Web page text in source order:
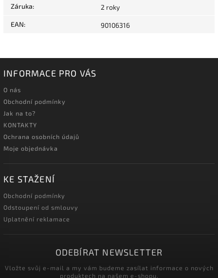
Záruka: 2 roky
EAN: 90106316
INFORMACE PRO VÁS
O nás
Obchodní podmínky
Jak na to?
KONTAKTY
Ochrana osobních údajů
Moje objednávka
KE STAŽENÍ
Obchodní podmínky
Odstoupení od smlouvy
Uplatnění reklamace
ODEBÍRAT NEWSLETTER
Vložte svůj e-mail a my vám budeme zasílat informace o nových
produktech na našem e-shopu.